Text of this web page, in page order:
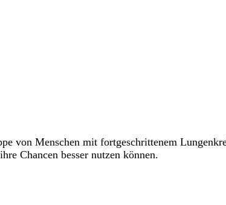
von Menschen mit fortgeschrittenem
Chancen besser nutzen können.